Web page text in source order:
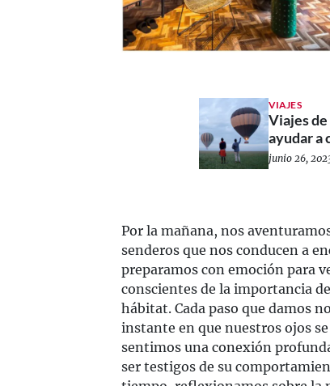
VIAJES
Viajes
ayudar a
junio 26,
Por la mañana, nos
senderos que nos conducen a
preparamos con emoción para
conscientes de la importancia
hábitat. Cada paso que damos
instante en que nuestros ojos
sentimos una conexión
ser testigos de su